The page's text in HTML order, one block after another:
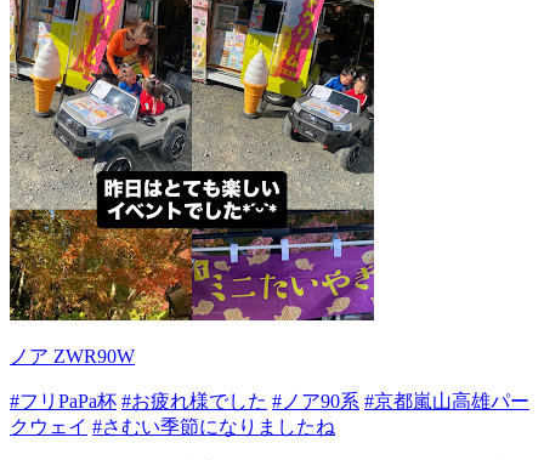
ノア ZWR90W
#フリPaPa杯 #お疲れ様でした #ノア90系 #京都嵐山高雄パー
クウェイ #さむい季節になりましたね